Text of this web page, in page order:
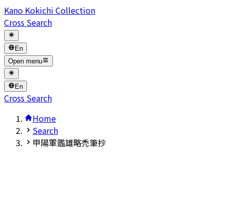
Kano Kokichi Collection
Cross Search
En
Open menu
En
Cross Search
Home
Search
甲陽軍鑑雄略禿筆抄